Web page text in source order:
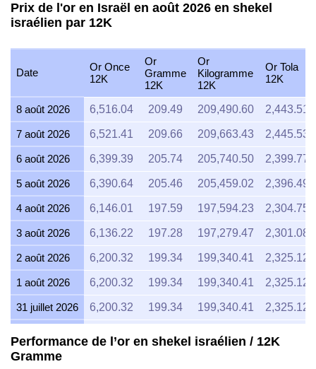
Prix de l'or en Israël en août 2026 en shekel
israélien par 12K
Date
Or Once
12K
Or
Gramme
12K
Or
Kilogramme
12K
Or Tola
12K
8 août 2026 6,516.04 209.49 209,490.60 2,443.51
7 août 2026 6,521.41 209.66 209,663.43 2,445.53
6 août 2026 6,399.39 205.74 205,740.50 2,399.77
5 août 2026 6,390.64 205.46 205,459.02 2,396.49
4 août 2026 6,146.01 197.59 197,594.23 2,304.75
3 août 2026 6,136.22 197.28 197,279.47 2,301.08
2 août 2026 6,200.32 199.34 199,340.41 2,325.12
1 août 2026 6,200.32 199.34 199,340.41 2,325.12
31 juillet 2026 6,200.32 199.34 199,340.41 2,325.12
29 juillet 2026
Performance de l’or en shekel israélien / 12K
Gramme